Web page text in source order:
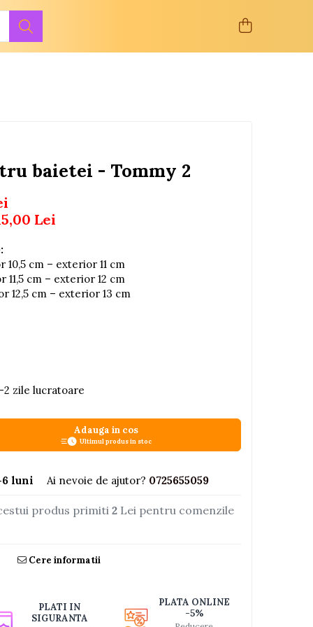
baietei - Tommy 2
Lei
cm – exterior 11 cm
cm – exterior 12 cm
12,5 cm – exterior 13 cm
2 zile lucratoare
Adauga in cos
Ultimul produs in stoc
6 luni Ai nevoie de ajutor? 0725655059
produs primiti2 Lei pentru comenzile
Cere informatii
PLATI IN
SIGURANTA
PLATA ONLINE
-5%